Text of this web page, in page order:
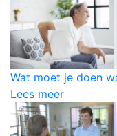
Wat moet je doen
Lees meer